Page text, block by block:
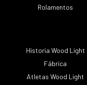
Rolamentos
Historia Wood Light
Fábrica
Atletas Wood Light